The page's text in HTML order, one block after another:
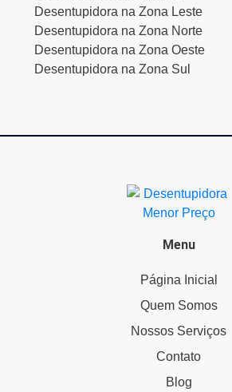
Desentupidora na Zona Leste
Desentupidora na Zona Norte
Desentupidora na Zona Oeste
Desentupidora na Zona Sul
Menu
Página Inicial
Quem Somos
Nossos Serviços
Contato
Blog